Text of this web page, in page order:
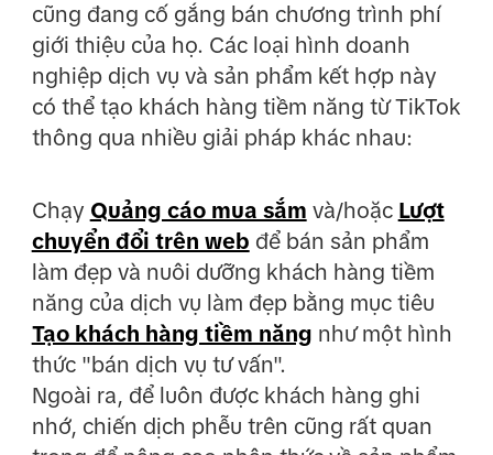
cũng đang cố gắng bán chương trình phí
giới thiệu của họ. Các loại hình doanh
nghiệp dịch vụ và sản phẩm kết hợp này
có thể tạo khách hàng tiềm năng từ TikTok
thông qua nhiều giải pháp khác nhau:
Chạy Quảng cáo mua sắm và/hoặc Lượt
chuyển đổi trên web để bán sản phẩm
làm đẹp và nuôi dưỡng khách hàng tiềm
năng của dịch vụ làm đẹp bằng mục tiêu
Tạo khách hàng tiềm năng như một hình
thức "bán dịch vụ tư vấn".
Ngoài ra, để luôn được khách hàng ghi
nhớ, chiến dịch phễu trên cũng rất quan